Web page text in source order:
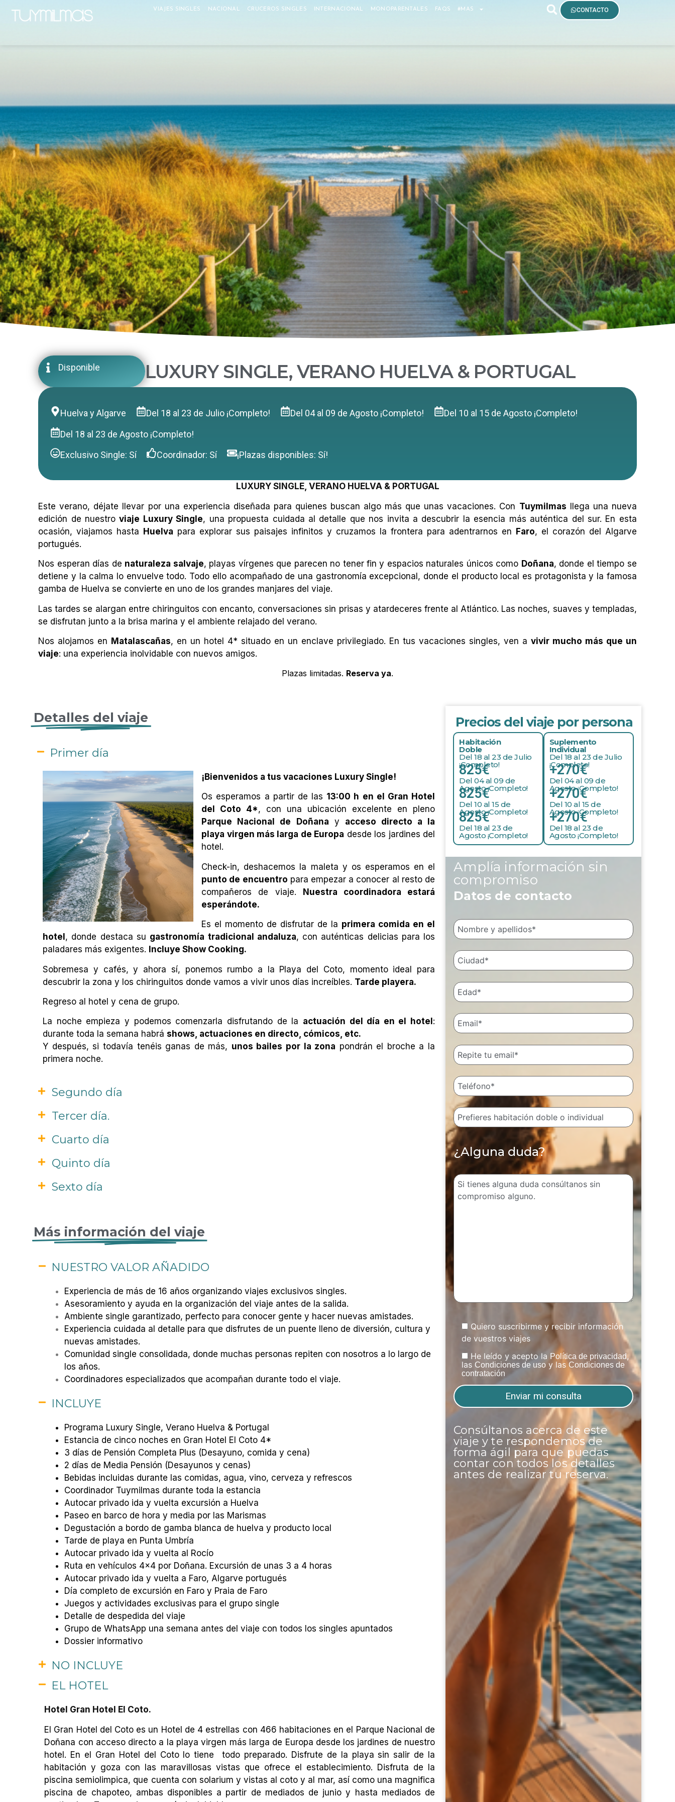
VIAJES SINGLES NACIONAL CRUCEROS SINGLES INTERNACIONAL MONOPARENTALES FAQS #MAS CONTACTO
Disponible LUXURY SINGLE, VERANO HUELVA & PORTUGAL
Huelva y Algarve Del 18 al 23 de Julio ¡Completo! Del 04 al 09 de Agosto ¡Completo!
Del 10 al 15 de Agosto ¡Completo!
Del 18 al 23 de Agosto ¡Completo!
Exclusivo Single: Sí
Coordinador: Sí ¡Plazas disponibles: Sí!
LUXURY SINGLE, VERANO HUELVA & PORTUGAL
Este verano, déjate llevar por una experiencia diseñada para quienes buscan algo más que unas vacaciones. Con Tuymilmas llega una nueva
edición de nuestroviaje Luxury Single, una propuesta cuidada al detalle que nos invita a descubrir la esencia más auténtica del sur. En esta
ocasión, viajamos hasta Huelva para explorar sus paisajes infinitos y cruzamos la frontera para adentrarnos en Faro, el corazón del Algarve
portugués.
Nos esperan días de naturaleza salvaje, playas vírgenes que parecen no tener fin y espacios naturales únicos como Doñana, donde el tiempo se
detiene y la calma lo envuelve todo. Todo ello acompañado de una gastronomía excepcional, donde el producto local es protagonista y la famosa
gamba de Huelva se convierte en uno de los grandes manjares del viaje.
Las tardes se alargan entre chiringuitos con encanto, conversaciones sin prisas y atardeceres frente al Atlántico. Las noches, suaves y templadas,
se disfrutan junto a la brisa marina y el ambiente relajado del verano.
Nos alojamos en Matalascañas, en un hotel 4* situado en un enclave privilegiado. En tus vacaciones singles, ven a vivir mucho más que un
viaje: una experiencia inolvidable con nuevos amigos.
Plazas limitadas. Reserva ya.
Detalles del viaje
Primer día
¡Bienvenidos a tus vacaciones Luxury Single!
Os esperamos a partir de las 13:00 h en el Gran Hotel
del Coto 4*, con una ubicación excelente en pleno
Parque Nacional de Doñana y acceso directo a la
playa virgen más larga de Europa desde los jardines del
hotel.
Check-in, deshacemos la maleta y os esperamos en el
punto de encuentro para empezar a conocer al resto de
compañeros de viaje. Nuestra coordinadora estará
esperándote.
Es el momento de disfrutar de la primera comida en el
hotel , donde destaca su gastronomía tradicional andaluza, con auténticas delicias para los
paladares más exigentes. Incluye Show Cooking.
Sobremesa y cafés, y ahora sí, ponemos rumbo a la Playa del Coto, momento ideal para
descubrir la zona y los chiringuitos donde vamos a vivir unos días increíbles. Tarde playera.
Regreso al hotel y cena de grupo.
La noche empieza y podemos comenzarla disfrutando de la actuación del día en el hotel :
durante toda la semana habráshows, actuaciones en directo, cómicos, etc.
Y después, si todavía tenéis ganas de más, unos bailes por la zona pondrán el broche a la
primera noche.
Segundo día
Tercer día.
Cuarto día
Quinto día
Sexto día
Más información del viaje
NUESTRO VALOR AÑADIDO
Experiencia de más de 16 años organizando viajes exclusivos singles.
Asesoramiento y ayuda en la organización del viaje antes de la salida.
Ambiente single garantizado, perfecto para conocer gente y hacer nuevas amistades.
Experiencia cuidada al detalle para que disfrutes de un puente lleno de diversión, cultura y
nuevas amistades.
Comunidad single consolidada, donde muchas personas repiten con nosotros a lo largo de
los años.
Coordinadores especializados que acompañan durante todo el viaje.
INCLUYE
Programa Luxury Single, Verano Huelva & Portugal
Estancia de cinco noches en Gran Hotel El Coto 4*
3 días de Pensión Completa Plus (Desayuno, comida y cena)
2 días de Media Pensión (Desayunos y cenas)
Bebidas incluidas durante las comidas, agua, vino, cerveza y refrescos
Coordinador Tuymilmas durante toda la estancia
Autocar privado ida y vuelta excursión a Huelva
Paseo en barco de hora y media por las Marismas
Degustación a bordo de gamba blanca de huelva y producto local
Tarde de playa en Punta Umbría
Autocar privado ida y vuelta al Rocío
Ruta en vehículos 4×4 por Doñana. Excursión de unas 3 a 4 horas
Autocar privado ida y vuelta a Faro, Algarve portugués
Día completo de excursión en Faro y Praia de Faro
Juegos y actividades exclusivas para el grupo single
Detalle de despedida del viaje
Grupo de WhatsApp una semana antes del viaje con todos los singles apuntados
Dossier informativo
NO INCLUYE
EL HOTEL
Hotel Gran Hotel El Coto.
El Gran Hotel del Coto es un Hotel de 4 estrellas con 466 habitaciones en el Parque Nacional de
Doñana con acceso directo a la playa virgen más larga de Europa desde los jardines de nuestro
hotel. En el Gran Hotel del Coto lo tiene todo preparado. Disfrute de la playa sin salir de la
habitación y goza con las maravillosas vistas que ofrece el establecimiento. Disfruta de la
piscina semiolimpica, que cuenta con solarium y vistas al coto y al mar, así como una magnifica
piscina de chapoteo, ambas disponibles a partir de mediados de junio y hasta mediados de
Precios del viaje por persona
Habitación
Doble
Del 18 al 23 de Julio
¡Completo!
825€
Del 04 al 09 de
Agosto ¡Completo!
825€
Del 10 al 15 de
Agosto ¡Completo!
825€
Del 18 al 23 de
Agosto ¡Completo!
Suplemento
Individual
Del 18 al 23 de Julio
¡Completo!
+270€
Del 04 al 09 de
Agosto ¡Completo!
+270€
Del 10 al 15 de
Agosto ¡Completo!
+270€
Del 18 al 23 de
Agosto ¡Completo!
Amplía información sin
compromiso
Datos de contacto
¿Alguna duda?
Quiero suscribirme y recibir información
de vuestros viajes
He leído y acepto la Política de privacidad,
lasCondiciones de uso y lasCondiciones de
contratación
Consúltanos acerca de este
viaje y te respondemos de
forma ágil para que puedas
contar con todos los detalles
antes de realizar tu reserva.